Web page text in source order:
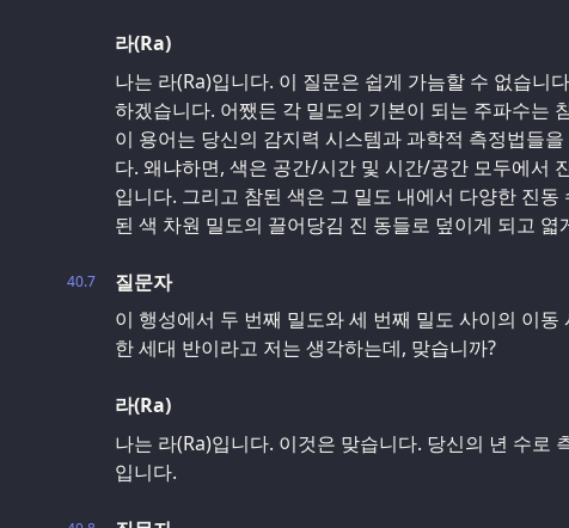
라(Ra)
나는 라(Ra)입니다. 이 질문은 쉽게 가늠할 수 없습니
하겠습니다. 어쨌든 각 밀도의 기본이 되는 주파수는
이 용어는 당신의 감지력 시스템과 과학적 측정법들
다. 왜냐하면, 색은 공간/시간 및 시간/공간 모두에서
입니다. 그리고 참된 색은 그 밀도 내에서 다양한 진
된 색 차원 밀도의 끌어당김 진 동들로 덮이게 되고 엷
40.7
질문자
이 행성에서 두 번째 밀도와 세 번째 밀도 사이의 이동
한 세대 반이라고 저는 생각하는데, 맞습니까?
라(Ra)
나는 라(Ra)입니다. 이것은 맞습니다. 당신의 년 수로
입니다.